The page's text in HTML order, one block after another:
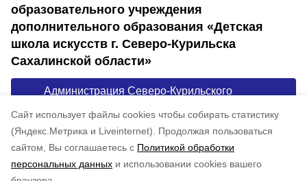
Cайт использует файлы cookies чтобы собирать статистику
(Яндекс.Метрика и Liveinternet).
Продолжая пользоваться
сайтом, Вы соглашаетесь с Политикой обработки
персональных данных и использовании cookies вашего
образовательного учреждения
дополнительного образования «Детская
школа искусств г. Северо-Курильска
Сахалинской области»
Администрация Северо-Курильского
2024 г. N 273
по оценке